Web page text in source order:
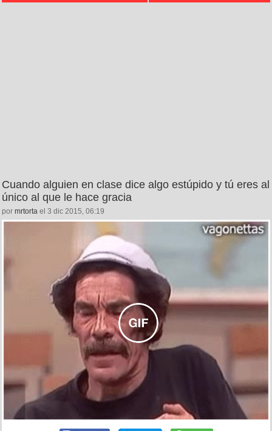
Cuando alguien en clase dice algo estúpido y tú eres al
único al que le hace gracia
por mrtorta el 3 dic 2015, 06:19